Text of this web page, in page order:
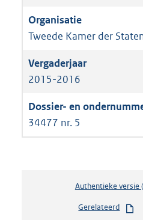
Tweede Kamer der
2015-2016
34477 nr. 5
Authentieke versie
Gerelateerd